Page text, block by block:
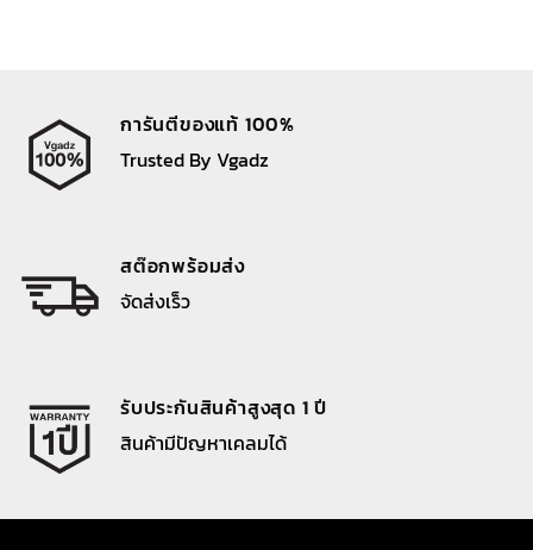
การันตีของแท้ 100%
Trusted By Vgadz
สต๊อกพร้อมส่ง
จัดส่งเร็ว
รับประกันสินค้าสูงสุด 1 ปี
สินค้ามีปัญหาเคลมได้